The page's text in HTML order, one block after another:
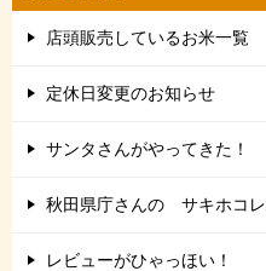
店頭販売しているお米一覧
定休日変更のお知らせ
サンタさんがやってきた！
秋田県庁さんの サキホコレ
レビューがひゃっほい！